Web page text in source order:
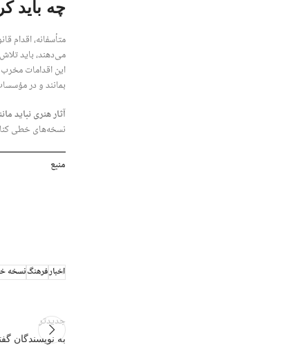
چه باید
متأسفانه، اقدام
می‌دهند، باید
این اقدامات مخرب
بمانند و در
آثار هنری نباید
نسخه‌های خطی
منبع
اخبارفرهنگنسخه
جدیدتر
به نویسندگان